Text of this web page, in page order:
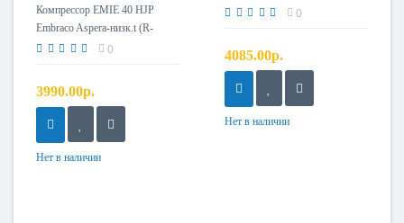
Компрессор EMIE 40 HJP
Embraco Aspera-низк.t (R-
134,-23,3 С,95Вт) C00424758
0
3990.00р.
Нет в наличии
0
4085.00р.
Нет в наличии